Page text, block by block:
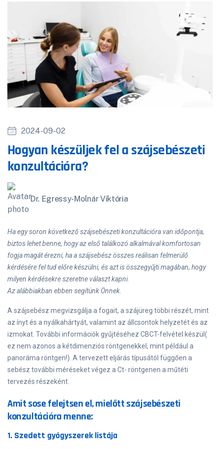
2024-09-02
Hogyan készüljek fel a szájsebészeti
konzultációra?
Dr. Egressy-Molnár Viktória
Ha egy soron következő szájsebészeti konzultációra van időpontja,
biztos lehet benne, hogy az első találkozó alkalmával komfortosan
fogja magát érezni, ha a szájsebész összes reálisan felmerülő
kérdésére fel tud előre készülni, és azt is összegyűjti magában, hogy
milyen kérdésekre szeretne választ kapni.
Az alábbiakban ebben segítünk Önnek.
A szájsebész megvizsgálja a fogait, a szájüreg többi részét, mint
az ínyt és a nyálkahártyát, valamint az állcsontok helyzetét és az
izmokat. További információk gyűjtéséhez CBCT-felvétel készül(
ez nem azonos a kétdimenziós röntgenekkel, mint például a
panoráma röntgen!). A tervezett eljárás típusától függően a
sebész további méréseket végez a Ct- röntgenen a műtéti
tervezés részeként.
Amit sose felejtsen el, mielőtt szájsebészeti
konzultációra menne:
1. Szedett gyógyszerek listája